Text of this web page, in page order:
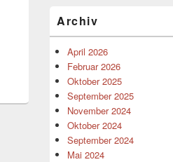
Archiv
April 2026
Februar 2026
Oktober 2025
September 2025
November 2024
Oktober 2024
September 2024
Mai 2024